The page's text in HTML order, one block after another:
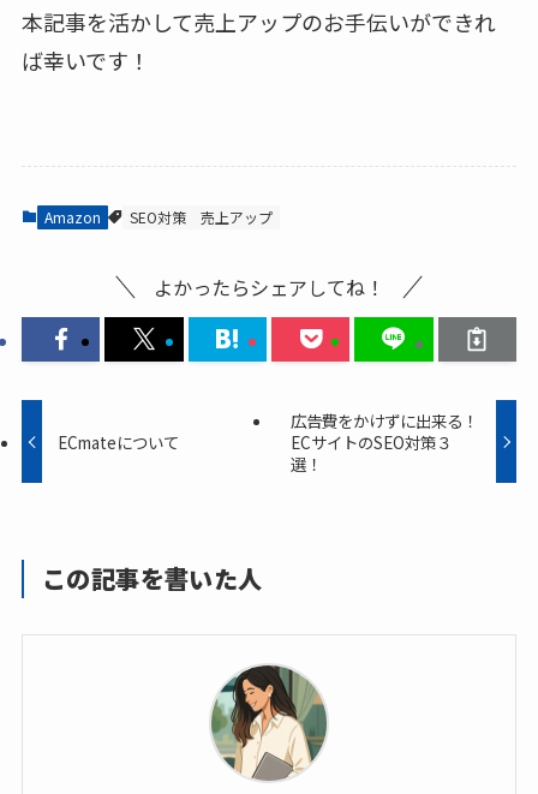
本記事を活かして売上アップのお手伝いができれ
ば幸いです！
Amazon SEO対策 売上アップ
よかったらシェアしてね！
ECmateについて
広告費をかけずに出来る！
ECサイトのSEO対策３
選！
この記事を書いた人